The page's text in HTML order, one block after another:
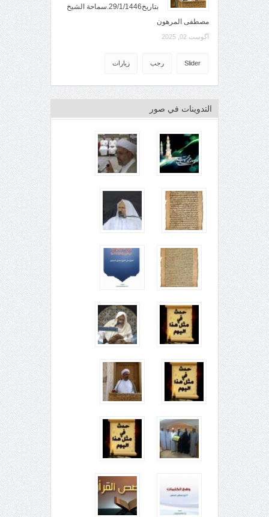
بتاريخ29/1/1446.سماحة الشيخ
مصطفى المرهون
آگوست 02, 2025
Slider رجب زيارات
التدوينات في صور